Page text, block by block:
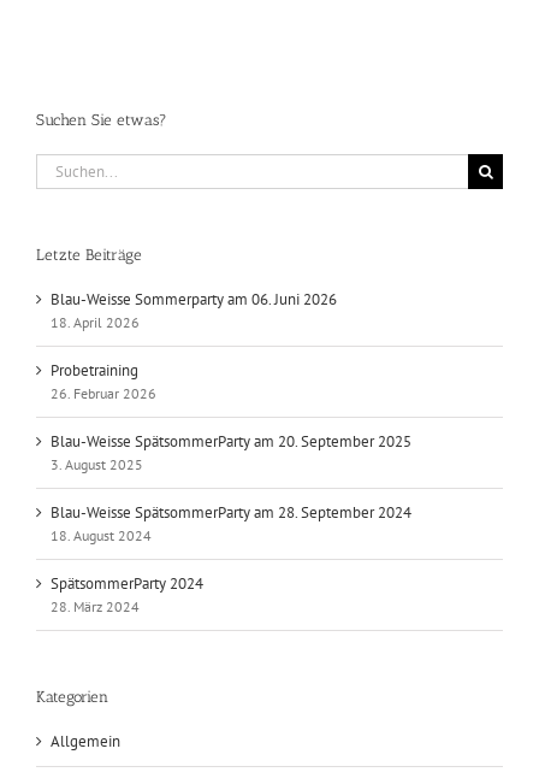
Suchen Sie etwas?
Suche
nach:
Letzte Beiträge
Blau-Weisse Sommerparty am 06. Juni 2026
18. April 2026
Probetraining
26. Februar 2026
Blau-Weisse SpätsommerParty am 20. September 2025
3. August 2025
Blau-Weisse SpätsommerParty am 28. September 2024
18. August 2024
SpätsommerParty 2024
28. März 2024
Kategorien
Allgemein